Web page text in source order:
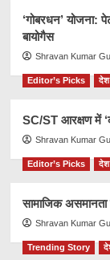
‘गोबरधन’
बायोगैस
Shravan Kumar
Editor’s Picks देश
SC/ST आरक्षण में
Shravan Kumar
Editor’s Picks देश
सामाजिक
Shravan Kumar
Trending Story